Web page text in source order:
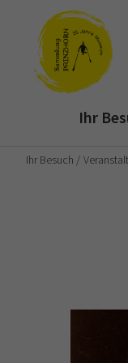
Ihr
Ihr Besuch